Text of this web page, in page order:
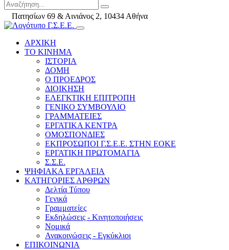
Πατησίων 69 & Αινιάνος 2, 10434 Αθήνα
ΑΡΧΙΚΗ
ΤΟ ΚΙΝΗΜΑ
ΙΣΤΟΡΙΑ
ΔΟΜΗ
Ο ΠΡΟΕΔΡΟΣ
ΔΙΟΙΚΗΣΗ
ΕΛΕΓΚΤΙΚΗ ΕΠΙΤΡΟΠΗ
ΓΕΝΙΚΟ ΣΥΜΒΟΥΛΙΟ
ΓΡΑΜΜΑΤΕΙΕΣ
ΕΡΓΑΤΙΚΑ ΚΕΝΤΡΑ
ΟΜΟΣΠΟΝΔΙΕΣ
ΕΚΠΡΟΣΩΠΟΙ Γ.Σ.Ε.Ε. ΣΤΗΝ ΕΟΚΕ
ΕΡΓΑΤΙΚΗ ΠΡΩΤΟΜΑΓΙΑ
Σ.Σ.Ε.
ΨΗΦΙΑΚΑ ΕΡΓΑΛΕΙΑ
ΚΑΤΗΓΟΡΙΕΣ ΑΡΘΡΩΝ
Δελτία Τύπου
Γενικά
Γραμματείες
Εκδηλώσεις - Κινητοποιήσεις
Νομικά
Ανακοινώσεις - Εγκύκλιοι
ΕΠΙΚΟΙΝΩΝΙΑ